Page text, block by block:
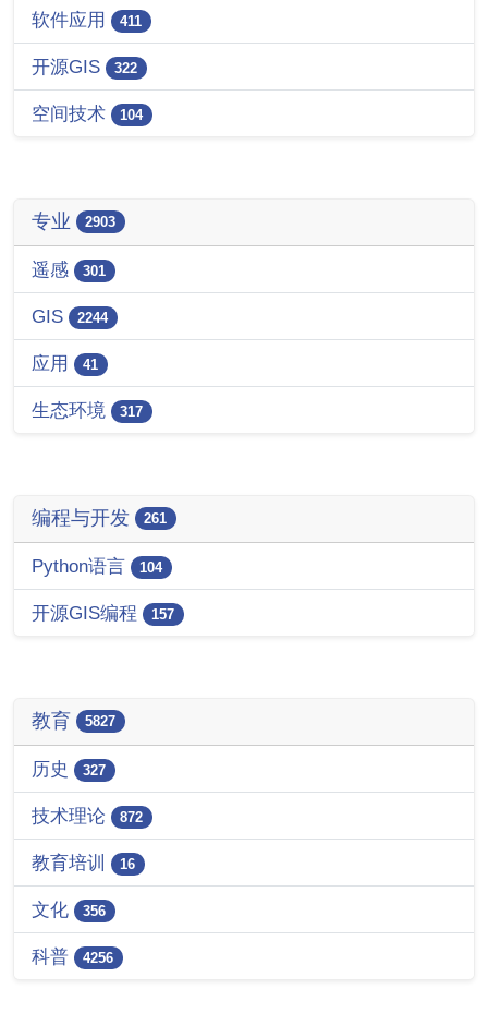
软件应用 411
开源GIS 322
空间技术 104
专业 2903
遥感 301
GIS 2244
应用 41
生态环境 317
编程与开发 261
Python语言 104
开源GIS编程 157
教育 5827
历史 327
技术理论 872
教育培训 16
文化 356
科普 4256